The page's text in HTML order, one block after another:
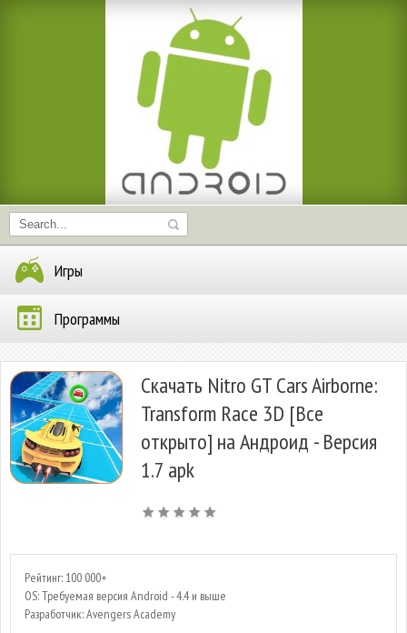
Игры
Программы
Скачать Nitro GT Cars Airborne:
Transform Race 3D [Все
открыто] на Андроид - Версия
1.7 apk
Рейтинг: 100 000+
OS: Требуемая версия Android - 4.4 и выше
Разработчик: Avengers Academy